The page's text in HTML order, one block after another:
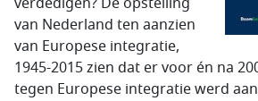
van Nederland ten aanzien
van Europese integratie,
1945-2015 zien dat er voor én na
tegen Europese integratie werd